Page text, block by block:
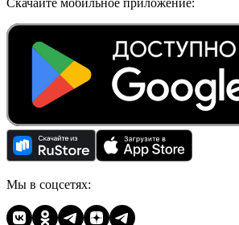
Мы в соцсетях: